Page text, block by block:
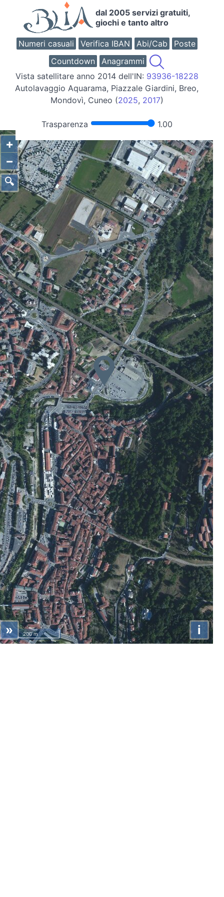
dal 2005 servizi gratuiti,
giochi e tanto altro
Numeri casuali Verifica IBAN Abi/Cab
Poste
Countdown
Anagrammi
Vista satellitare anno 2014 dell'IN: 93936-18228
Autolavaggio Aquarama, Piazzale Giardini, Breo,
Mondovì, Cuneo (2025, 2017)
Trasparenza 1.00
+
−
i
200 m
»